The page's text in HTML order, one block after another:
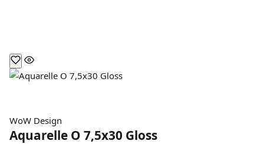
WoW Design
Aquarelle O 7,5x30 Gloss